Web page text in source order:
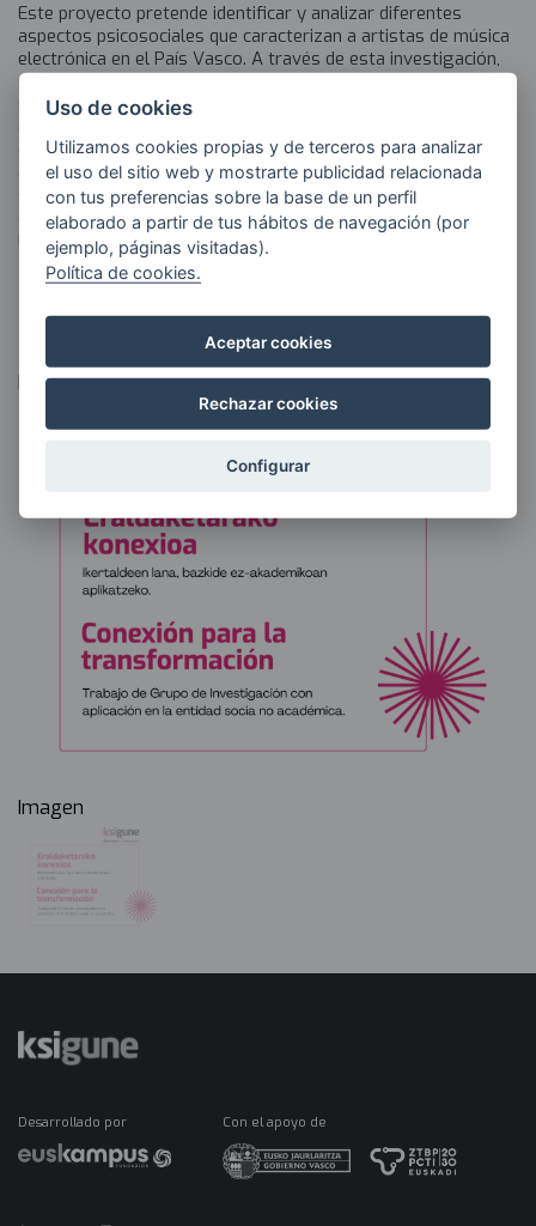
Este proyecto pretende identificar y analizar diferentes
aspectos psicosociales que caracterizan a artistas de música
electrónica en el País Vasco. A través de esta investigación,
se busca comprender mejor los desafíos emocionales,
sociales y laborales a los que se expone a estas artistas, las
creencias, además de los riesgos psicosociales asociados a
esta actitud. Con el conocimiento aportado se pretende, no
sólo comprender la realidad, sino plantear posibles
estrategias para desarrollar el potencial artístico y mitigar
los riesgos psicosociales.
Imagen
Imagen
Desarrollado por Con el apoyo de
Uso de cookies
Utilizamos cookies propias y de terceros para analizar
el uso del sitio web y mostrarte publicidad relacionada
con tus preferencias sobre la base de un perfil
elaborado a partir de tus hábitos de navegación (por
ejemplo, páginas visitadas).
Política de cookies.
Aceptar cookies
Rechazar cookies
Configurar